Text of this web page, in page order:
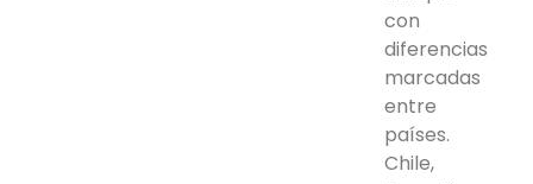
con
diferencias
marcadas
entre
países.
Chile,